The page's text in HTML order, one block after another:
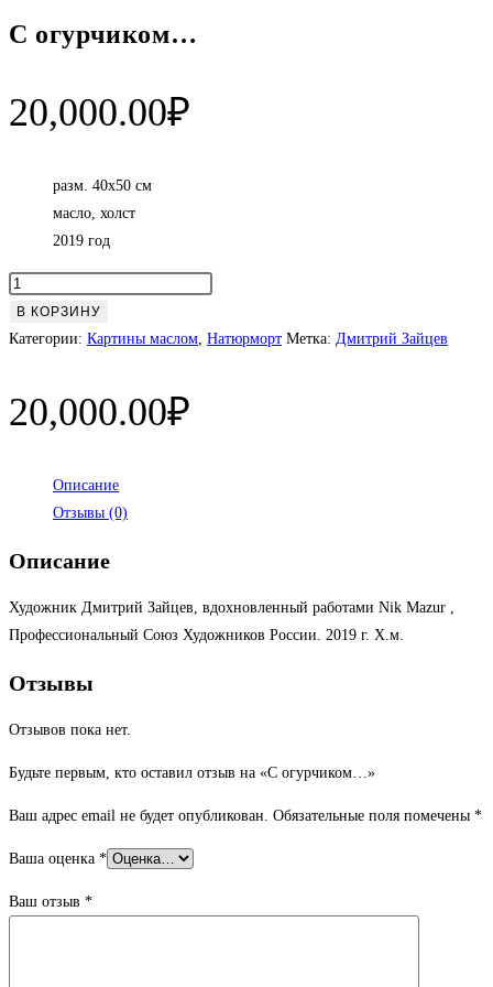
С огурчиком…
20,000.00₽
разм. 40х50 см
масло, холст
2019 год
Количество
товара
С
В КОРЗИНУ
Категории: Картины маслом Натюрморт Метка: Дмитрий Зайцев
20,000.00₽
Описание
Отзывы (0)
Описание
Художник Дмитрий Зайцев, вдохновленный работами Nik Mazur ,
Профессиональный Союз Художников России. 2019 г. Х.м.
Отзывы
Отзывов пока нет.
Будьте первым, кто оставил отзыв на «С огурчиком…»
Ваш адрес email не будет опубликован. Обязательные поля помечены *
Ваша оценка *
Ваш отзыв *